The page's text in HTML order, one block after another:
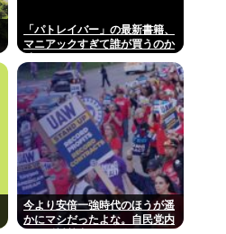
「パトレイバー」の最新書籍、
マニアックすぎて誰が買うのか
今より安倍一強時代のほうが遥
かにマシだったよな。自民党内